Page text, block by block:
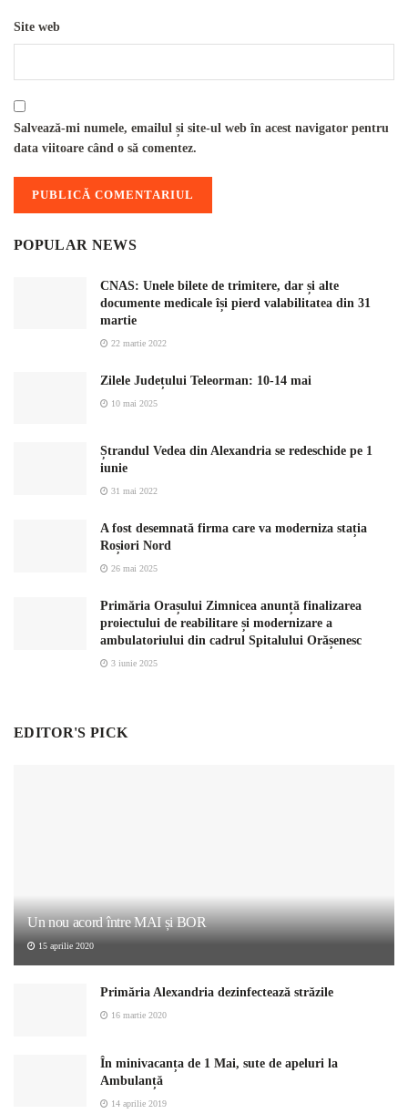
Site web
Salvează-mi numele, emailul și site-ul web în acest navigator pentru
data viitoare când o să comentez.
POPULAR NEWS
CNAS: Unele bilete de trimitere, dar și alte
documente medicale își pierd valabilitatea din 31
martie
22 martie 2022
Zilele Județului Teleorman: 10-14 mai
10 mai 2025
Ștrandul Vedea din Alexandria se redeschide pe 1
iunie
31 mai 2022
A fost desemnată firma care va moderniza stația
Roșiori Nord
26 mai 2025
Primăria Orașului Zimnicea anunță finalizarea
proiectului de reabilitare și modernizare a
ambulatoriului din cadrul Spitalului Orășenesc
3 iunie 2025
EDITOR'S PICK
Un nou acord între MAI și BOR
15 aprilie 2020
Primăria Alexandria dezinfectează străzile
16 martie 2020
În minivacanța de 1 Mai, sute de apeluri la
Ambulanță
14 aprilie 2019